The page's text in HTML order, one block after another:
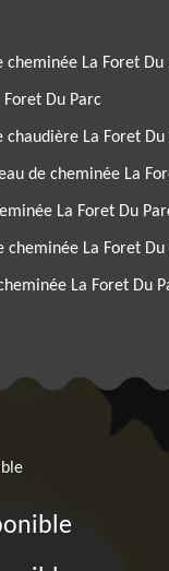
cheminée La Foret Du
Foret Du Parc
chaudière La Foret Du
de cheminée La
La Foret Du
cheminée La Foret Du
La Foret Du